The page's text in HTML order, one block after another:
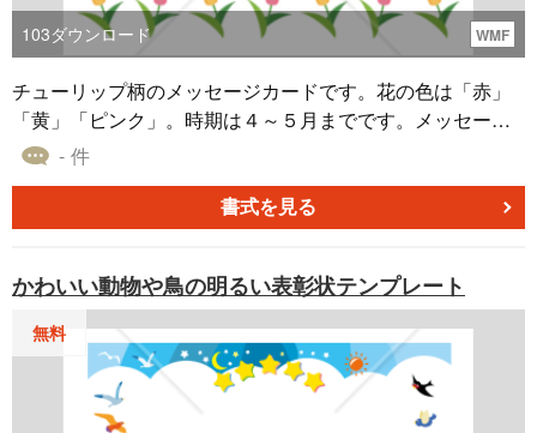
103ダウンロード WMF
チューリップ柄のメッセージカードです。花の色は「赤」
「黄」「ピンク」。時期は４～５月までです。メッセージ
カードは、はがきサイズでプリントアウトしてご利用くだ
きます。パワーポイント・エクセル・ワードなどにそのま
ま貼り付けることができます。
- 件
書式を見る
かわいい動物や鳥の明るい表彰状テンプレート
無料